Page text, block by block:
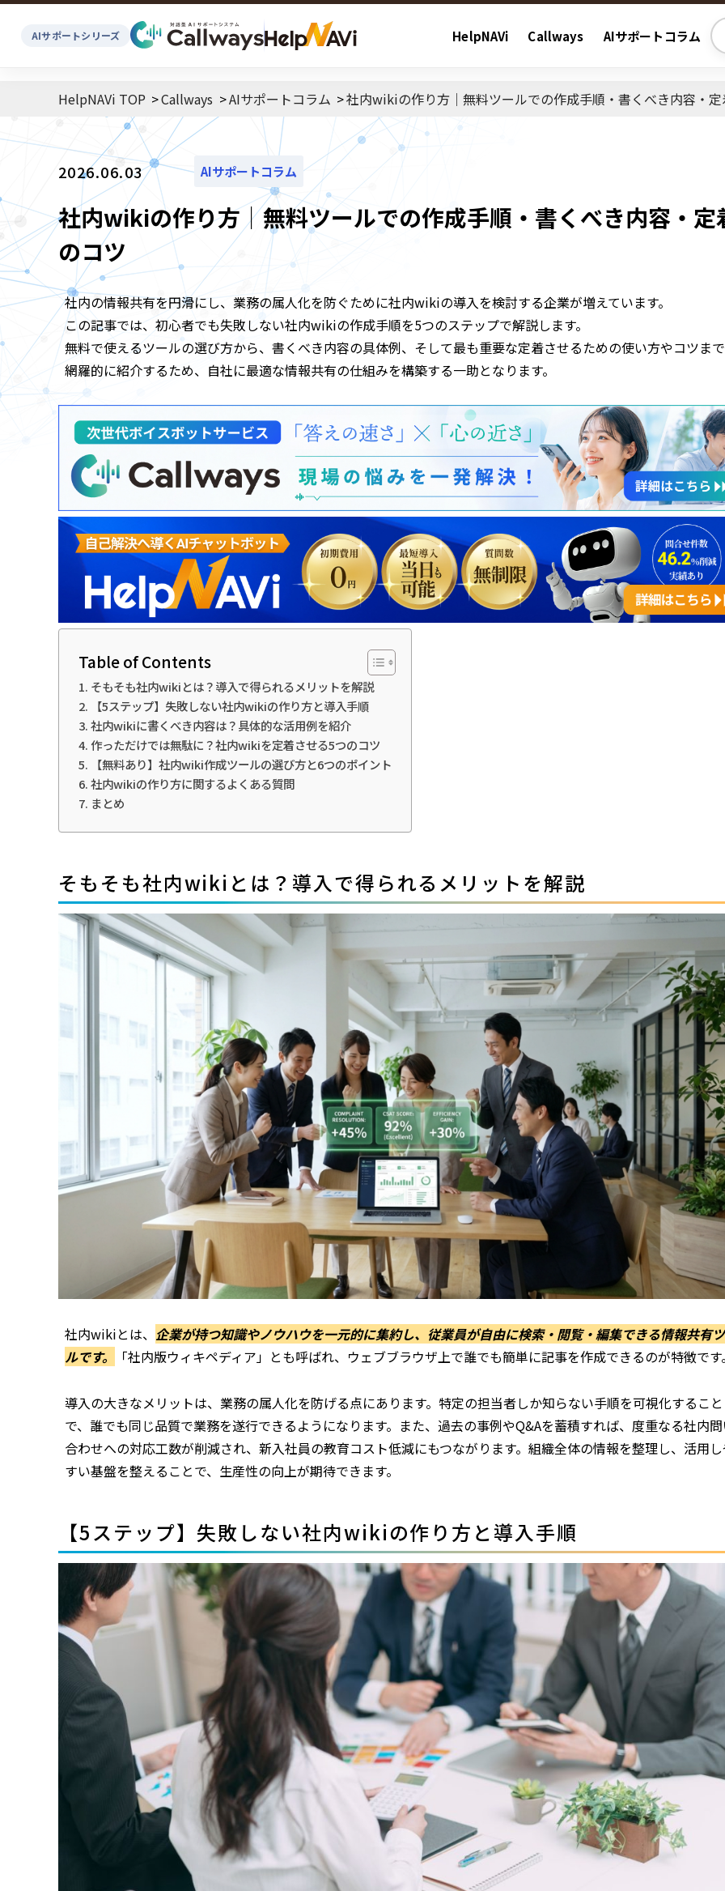
AIサポートシリーズ HelpNAVi Callways AIサポートコラム
HelpNAVi TOP Callways AIサポートコラム 社内wikiの作り方｜無料ツールでの作成手順・書くべき内容・
2026.06.03 AIサポートコラム
社内wikiの作り方｜無料ツールでの作成手順・書くべき内容・定
のコツ
社内の情報共有を円滑にし、業務の属人化を防ぐために社内wikiの導入を検討する企業が増えています。
この記事では、初心者でも失敗しない社内wikiの作成手順を5つのステップで解説します。
無料で使えるツールの選び方から、書くべき内容の具体例、そして最も重要な定着させるための使い方やコツま
網羅的に紹介するため、自社に最適な情報共有の仕組みを構築する一助となります。
Table of Contents
そもそも社内wikiとは？導入で得られるメリットを解説
【5ステップ】失敗しない社内wikiの作り方と導入手順
社内wikiに書くべき内容は？具体的な活用例を紹介
作っただけでは無駄に？社内wikiを定着させる5つのコツ
【無料あり】社内wiki作成ツールの選び方と6つのポイント
社内wikiの作り方に関するよくある質問
まとめ
そもそも社内wikiとは？導入で得られるメリットを解説
社内wikiとは、 企業が持つ知識やノウハウを一元的に集約し、従業員が自由に検索・閲覧・編集できる情報共有
ルです。
「社内版ウィキペディア」とも呼ばれ、ウェブブラウザ上で誰でも簡単に記事を作成できるのが特徴です
導入の大きなメリットは、業務の属人化を防げる点にあります。特定の担当者しか知らない手順を可視化すること
で、誰でも同じ品質で業務を遂行できるようになります。また、過去の事例やQ&Aを蓄積すれば、度重なる社内
合わせへの対応工数が削減され、新入社員の教育コスト低減にもつながります。組織全体の情報を整理し、活用
すい基盤を整えることで、生産性の向上が期待できます。
【5ステップ】失敗しない社内wikiの作り方と導入手順